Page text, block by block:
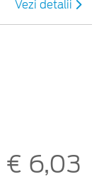
Vezi detalii
€ 6,03